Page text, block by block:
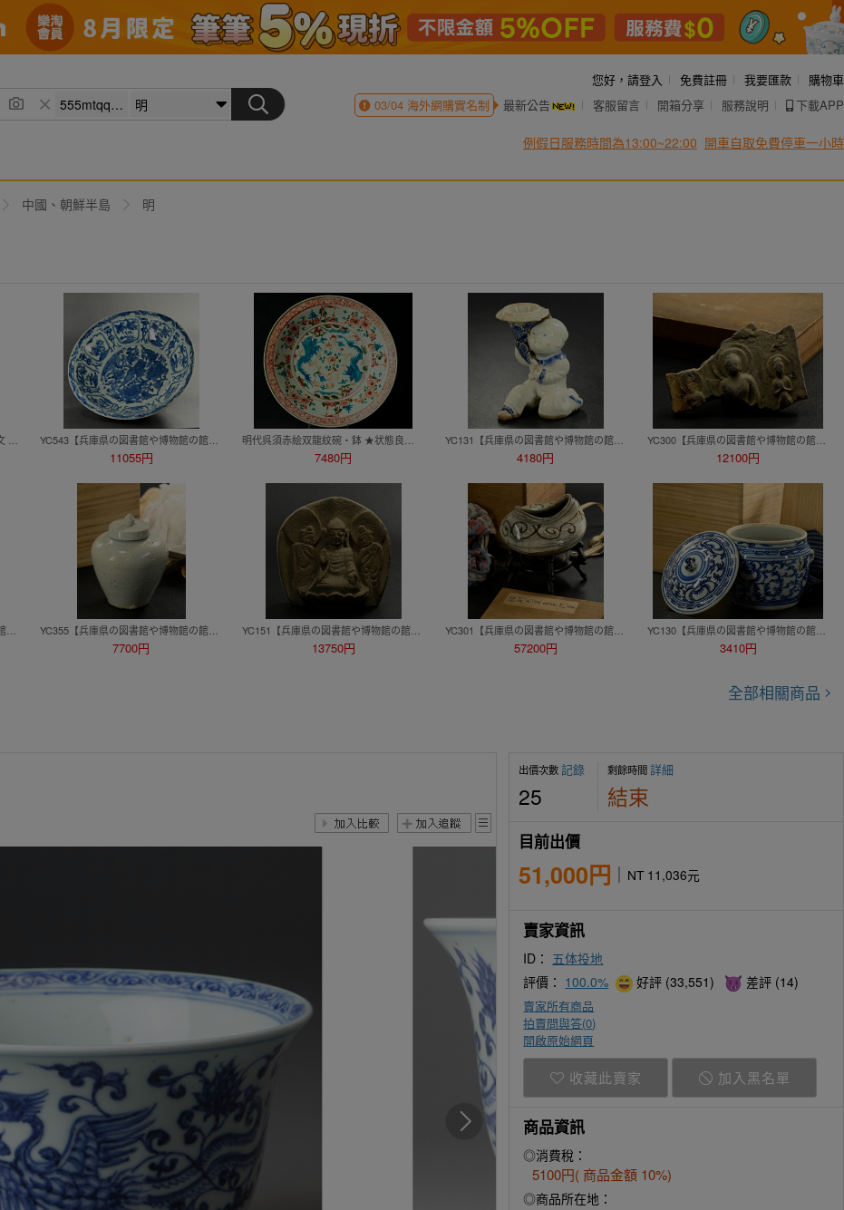
您好， 請登入 免費註冊 我要匯款
購物車
03/04海外網購實名制 最新公告 客服留言 開箱分享 服務說明 下載APP
例假日服務時間為13:00~22:00 開車自取免費停車一小時
中國、朝鮮半島 明
11055円 7480円
YC131【兵庫県の図書館や博物館の館長を歴任された歴史研究家遺族委託品】江戸時代 古平戸焼 唐子置物 優品
4180円
YC300【兵庫県の図書館や博物館の館長を歴任された歴史研究家遺族委託品】伝 中国隋時代 三尊仏像 板仏陶仏 優品
12100円
7700円 13750円
YC301【兵庫県の図書館や博物館の館長を歴任された歴史研究家遺族委託品】韓国李朝時代 鶏龍山 珍品の絵刷毛目歪み壷 唐木台座
57200円
YC130【兵庫県の図書館や博物館の館長を歴任された歴史研究家遺族委託品】中国美術 中国清朝時代 染付線描蓋付壷
3410円
全部相關商品
出價次數記錄
25
剩餘時間詳細
結束
目前出價
51,000円 NT 11,036元
賣家資訊
ID： 五体投地
評價： 100.0% 好評 (33,551) 差評 (14)
賣家所有商品
拍賣問與答(0)
開啟原始網頁
收藏此賣家 加入黑名單
商品資訊
◎消費稅：
5100円( 商品金額 10%)
◎商品所在地：